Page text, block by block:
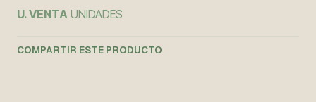
U. VENTA UNIDADES
COMPARTIR ESTE PRODUCTO